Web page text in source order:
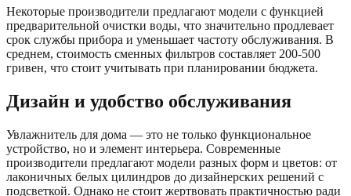
Некоторые производители предлагают модели с функцией
предварительной очистки воды, что значительно продлевает
срок службы прибора и уменьшает частоту обслуживания. В
среднем, стоимость сменных фильтров составляет 200-500
гривен, что стоит учитывать при планировании бюджета.
Дизайн и удобство обслуживания
Увлажнитель для дома — это не только функциональное
устройство, но и элемент интерьера. Современные
производители предлагают модели разных форм и цветов: от
лаконичных белых цилиндров до дизайнерских решений с
подсветкой. Однако не стоит жертвовать практичностью ради